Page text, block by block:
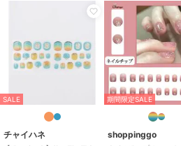
SALE
チャイハネ
期間限定SALE
shoppinggo